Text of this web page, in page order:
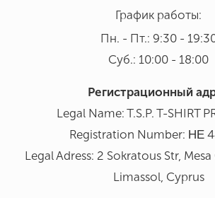
График работы:
Пн. - Пт.: 9:30 -
Суб.: 10:00 - 18:00
Регистрационный
Legal Name: T.S.P. T-SHIRT
Registration Number: ΗΕ
Legal Adress: 2 Sokratous Str,
Limassol, Cyprus